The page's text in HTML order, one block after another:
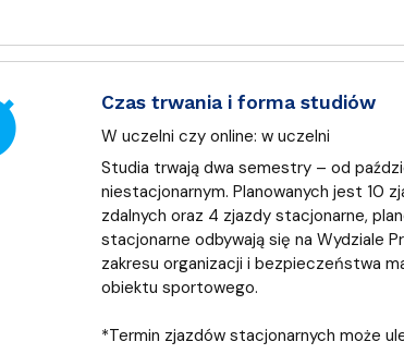
Czas trwania i forma studiów
W uczelni czy online: w uczelni
Studia trwają dwa semestry – od
niestacjonarnym. Planowanych jest 10
zdalnych oraz 4 zjazdy stacjonarne,
stacjonarne odbywają się na Wydziale
zakresu organizacji i bezpieczeństwa
obiektu sportowego.
*Termin zjazdów stacjonarnych może